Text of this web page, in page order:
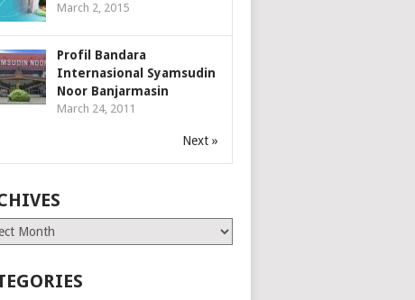
March 2, 2015
Profil Bandara
Internasional Syamsudin
Noor Banjarmasin
March 24, 2011
Next »